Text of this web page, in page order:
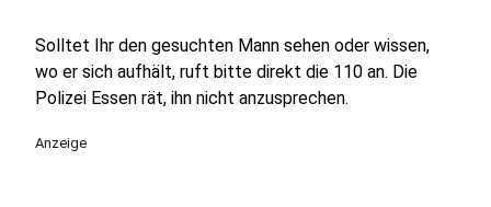
Solltet Ihr den gesuchten Mann sehen oder wissen,
wo er sich aufhält, ruft bitte direkt die 110 an. Die
Polizei Essen rät, ihn nicht anzusprechen.
Anzeige